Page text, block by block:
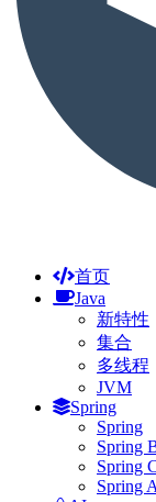
首页
Java
新特性
集合
多线程
JVM
Spring
Spring
Spring
Spring
Spring